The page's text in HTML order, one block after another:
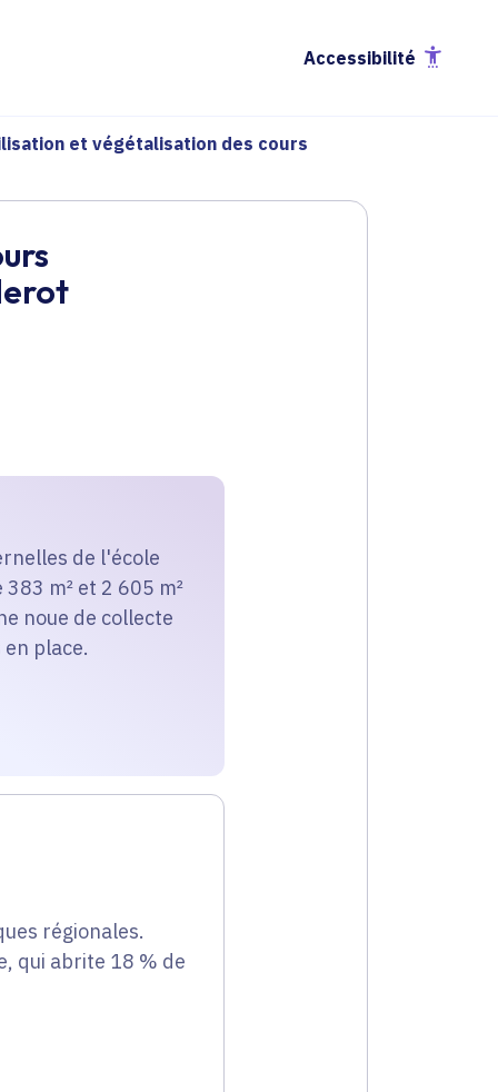
Accessibilité
et végétalisation des cours
de l'école
m² et 2 605 m²
noue de collecte
place.
régionales.
qui abrite 18 % de